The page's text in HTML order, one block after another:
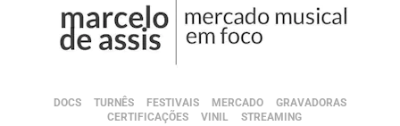
DOCS TURNÊS FESTIVAIS MERCADO
GRAVADORAS
CERTIFICAÇÕES
VINIL STREAMING